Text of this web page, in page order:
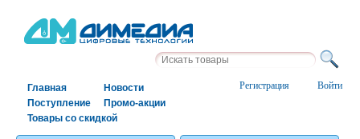
Войти
Регистрация
Главная
Новости
Поступление
Промо-акции
Товары со скидкой